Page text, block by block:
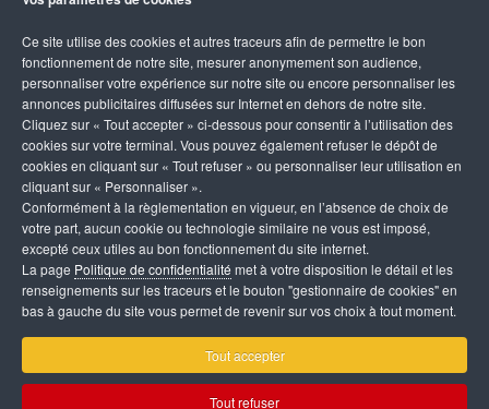
Ce site utilise des cookies et autres traceurs afin de permettre le bon
fonctionnement de notre site, mesurer anonymement son audience,
personnaliser votre expérience sur notre site ou encore personnaliser les
annonces publicitaires diffusées sur Internet en dehors de notre site.
Cliquez sur « Tout accepter » ci-dessous pour consentir à l’utilisation des
cookies sur votre terminal. Vous pouvez également refuser le dépôt de
cookies en cliquant sur « Tout refuser » ou personnaliser leur utilisation en
cliquant sur « Personnaliser ».
Conformément à la règlementation en vigueur, en l’absence de choix de
votre part, aucun cookie ou technologie similaire ne vous est imposé,
excepté ceux utiles au bon fonctionnement du site internet.
La page Politique de confidentialité met à votre disposition le détail et les
renseignements sur les traceurs et le bouton "gestionnaire de cookies" en
bas à gauche du site vous permet de revenir sur vos choix à tout moment.
Tout accepter
Tout refuser
Stages de rugby
Vie sportive